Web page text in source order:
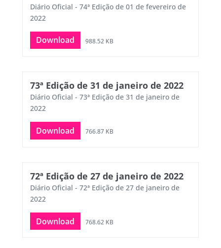
Diário Oficial - 74ª Edição de 01 de fevereiro de
2022
Download 988.52 KB
73ª Edição de 31 de janeiro de 2022
Diário Oficial - 73ª Edição de 31 de janeiro de
2022
Download 766.87 KB
72ª Edição de 27 de janeiro de 2022
Diário Oficial - 72ª Edição de 27 de janeiro de
2022
Download 768.62 KB